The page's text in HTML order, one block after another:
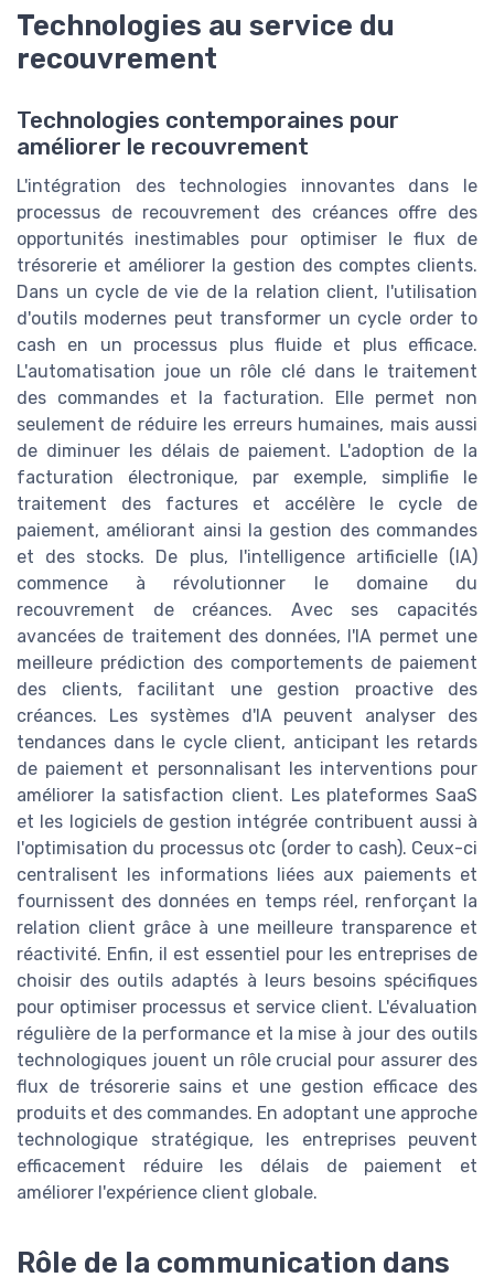
Technologies au service du
recouvrement
Technologies contemporaines pour
améliorer le recouvrement
L'intégration des technologies innovantes dans le
processus de recouvrement des créances offre des
opportunités inestimables pour optimiser le flux de
trésorerie et améliorer la gestion des comptes clients.
Dans un cycle de vie de la relation client, l'utilisation
d'outils modernes peut transformer un cycle order to
cash en un processus plus fluide et plus efficace.
L'automatisation joue un rôle clé dans le traitement
des commandes et la facturation. Elle permet non
seulement de réduire les erreurs humaines, mais aussi
de diminuer les délais de paiement. L'adoption de la
facturation électronique, par exemple, simplifie le
traitement des factures et accélère le cycle de
paiement, améliorant ainsi la gestion des commandes
et des stocks. De plus, l'intelligence artificielle (IA)
commence à révolutionner le domaine du
recouvrement de créances. Avec ses capacités
avancées de traitement des données, l'IA permet une
meilleure prédiction des comportements de paiement
des clients, facilitant une gestion proactive des
créances. Les systèmes d'IA peuvent analyser des
tendances dans le cycle client, anticipant les retards
de paiement et personnalisant les interventions pour
améliorer la satisfaction client. Les plateformes SaaS
et les logiciels de gestion intégrée contribuent aussi à
l'optimisation du processus otc (order to cash). Ceux-ci
centralisent les informations liées aux paiements et
fournissent des données en temps réel, renforçant la
relation client grâce à une meilleure transparence et
réactivité. Enfin, il est essentiel pour les entreprises de
choisir des outils adaptés à leurs besoins spécifiques
pour optimiser processus et service client. L'évaluation
régulière de la performance et la mise à jour des outils
technologiques jouent un rôle crucial pour assurer des
flux de trésorerie sains et une gestion efficace des
produits et des commandes. En adoptant une approche
technologique stratégique, les entreprises peuvent
efficacement réduire les délais de paiement et
améliorer l'expérience client globale.
Rôle de la communication dans